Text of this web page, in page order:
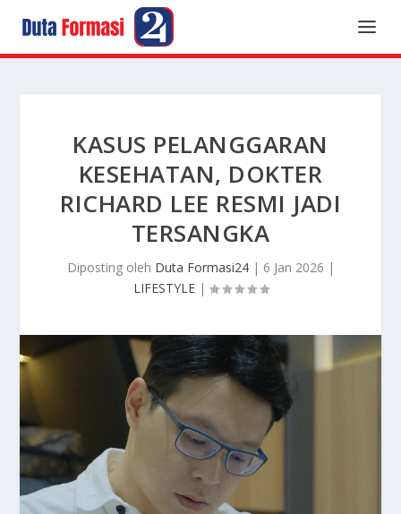
KASUS PELANGGARAN
KESEHATAN, DOKTER
RICHARD LEE RESMI JADI
TERSANGKA
Diposting oleh Duta Formasi24| 6 Jan 2026 |
LIFESTYLE|